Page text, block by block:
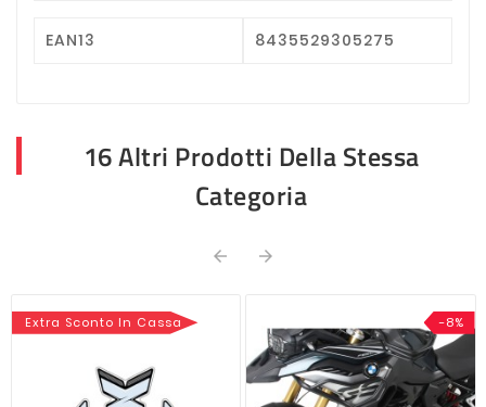
EAN13 8435529305275
16 Altri Prodotti Della Stessa
Categoria
 
Extra Sconto In Cassa -8%